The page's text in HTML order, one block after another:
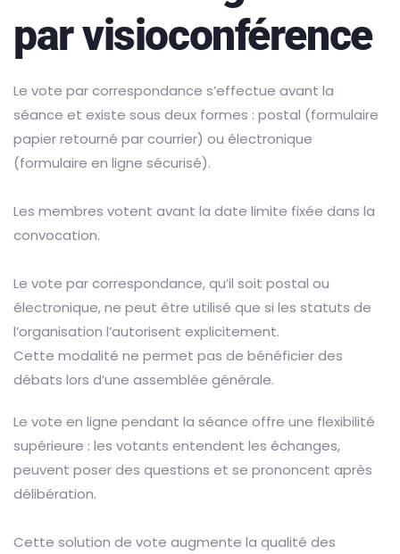
par visioconférence
Le vote par correspondance s’effectue avant la
séance et existe sous deux formes : postal (formulaire
papier retourné par courrier) ou électronique
(formulaire en ligne sécurisé).
Les membres votent avant la date limite fixée dans la
convocation.
Le vote par correspondance, qu’il soit postal ou
électronique, ne peut être utilisé que si les statuts de
l’organisation l’autorisent explicitement.
Cette modalité ne permet pas de bénéficier des
débats lors d’une assemblée générale.
Le vote en ligne pendant la séance offre une flexibilité
supérieure : les votants entendent les échanges,
peuvent poser des questions et se prononcent après
délibération.
Cette solution de vote augmente la qualité des